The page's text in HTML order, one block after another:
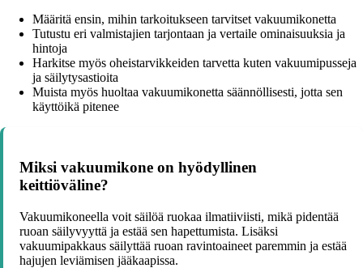
Määritä ensin, mihin tarkoitukseen tarvitset vakuumikonetta
Tutustu eri valmistajien tarjontaan ja vertaile ominaisuuksia ja
hintoja
Harkitse myös oheistarvikkeiden tarvetta kuten vakuumipusseja
ja säilytysastioita
Muista myös huoltaa vakuumikonetta säännöllisesti, jotta sen
käyttöikä pitenee
Miksi vakuumikone on hyödyllinen
keittiöväline?
Vakuumikoneella voit säilöä ruokaa ilmatiiviisti, mikä pidentää
ruoan säilyvyyttä ja estää sen hapettumista. Lisäksi
vakuumipakkaus säilyttää ruoan ravintoaineet paremmin ja estää
hajujen leviämisen jääkaapissa.